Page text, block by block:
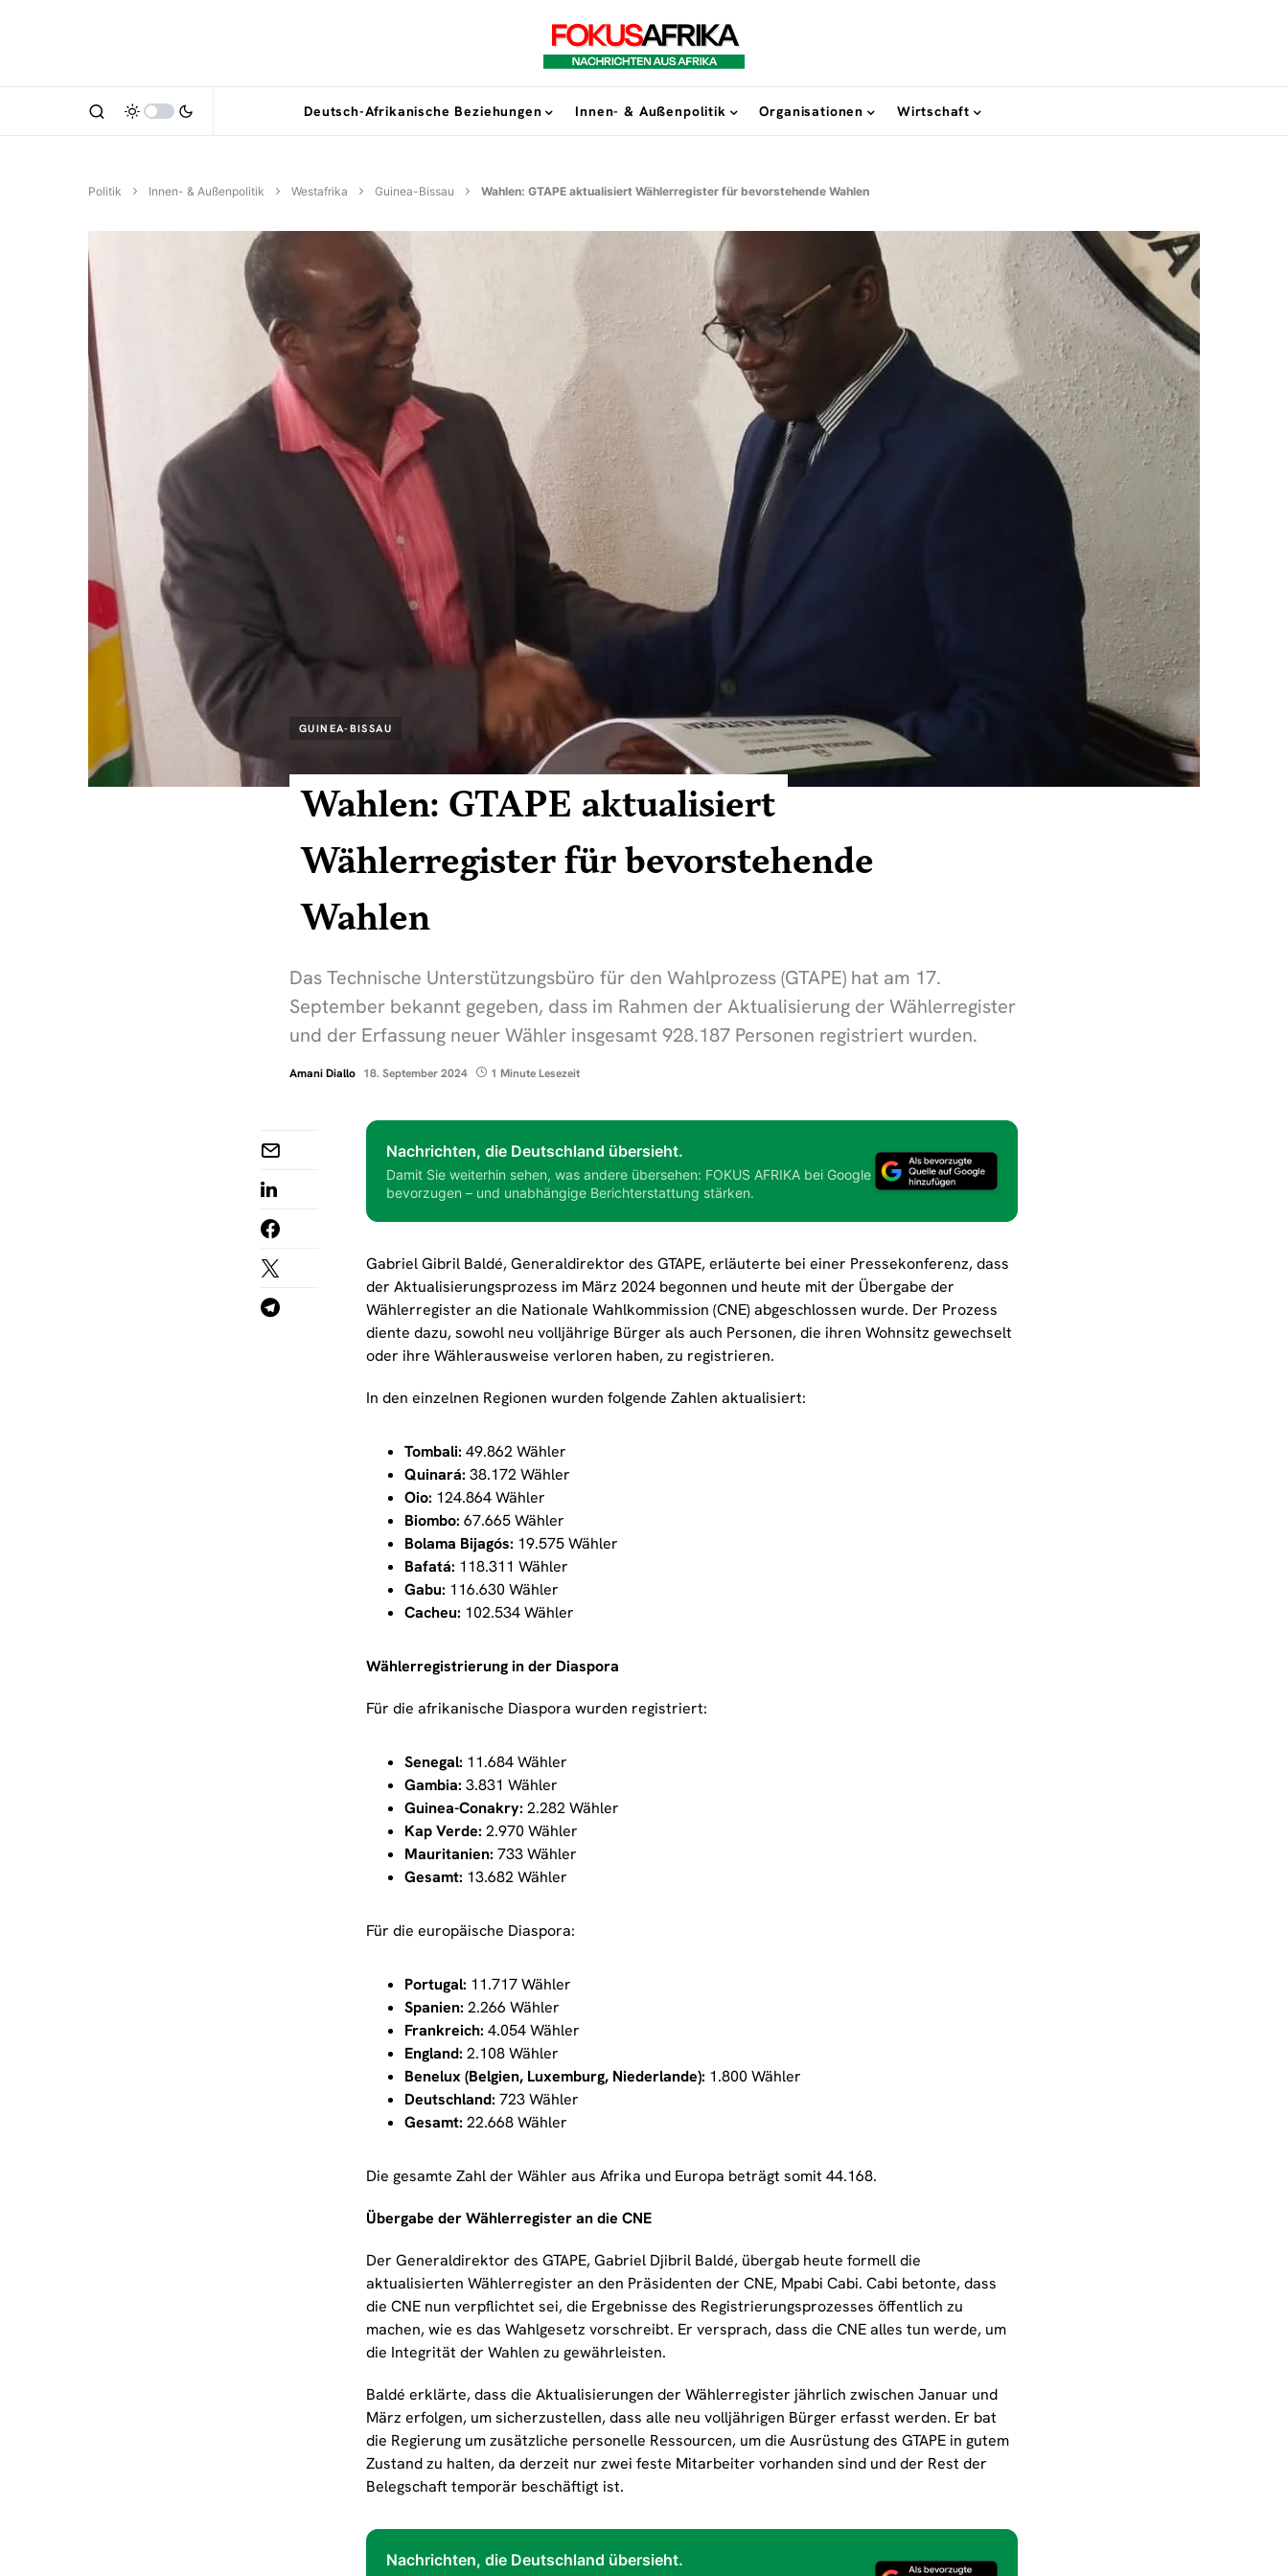
Deutsch-Afrikanische Beziehungen Innen- & Außenpolitik Organisationen Wirtschaft
Politik Innen- & Außenpolitik Westafrika Guinea-Bissau Wahlen: GTAPE aktualisiert Wählerregister für bevorstehende Wahlen
GUINEA-BISSAU
Wahlen: GTAPE aktualisiert
Wählerregister für bevorstehende
Wahlen
Das Technische Unterstützungsbüro für den Wahlprozess (GTAPE) hat am 17.
September bekannt gegeben, dass im Rahmen der Aktualisierung der Wählerregister
und der Erfassung neuer Wähler insgesamt 928.187 Personen registriert wurden.
Amani Diallo 18. September 2024 1 Minute Lesezeit
Nachrichten, die Deutschland übersieht.
Damit Sie weiterhin sehen, was andere übersehen: FOKUS AFRIKA bei Google
bevorzugen – und unabhängige Berichterstattung stärken.
Gabriel Gibril Baldé, Generaldirektor des GTAPE, erläuterte bei einer Pressekonferenz, dass
der Aktualisierungsprozess im März 2024 begonnen und heute mit der Übergabe der
Wählerregister an die Nationale Wahlkommission (CNE) abgeschlossen wurde. Der Prozess
diente dazu, sowohl neu volljährige Bürger als auch Personen, die ihren Wohnsitz gewechselt
oder ihre Wählerausweise verloren haben, zu registrieren.
In den einzelnen Regionen wurden folgende Zahlen aktualisiert:
Tombali: 49.862 Wähler
Quinará: 38.172 Wähler
Oio: 124.864 Wähler
Biombo: 67.665 Wähler
Bolama Bijagós: 19.575 Wähler
Bafatá: 118.311 Wähler
Gabu: 116.630 Wähler
Cacheu: 102.534 Wähler
Wählerregistrierung in der Diaspora
Für die afrikanische Diaspora wurden registriert:
Senegal: 11.684 Wähler
Gambia: 3.831 Wähler
Guinea-Conakry: 2.282 Wähler
Kap Verde: 2.970 Wähler
Mauritanien: 733 Wähler
Gesamt: 13.682 Wähler
Für die europäische Diaspora:
Portugal: 11.717 Wähler
Spanien: 2.266 Wähler
Frankreich: 4.054 Wähler
England: 2.108 Wähler
Benelux (Belgien, Luxemburg, Niederlande): 1.800 Wähler
Deutschland: 723 Wähler
Gesamt: 22.668 Wähler
Die gesamte Zahl der Wähler aus Afrika und Europa beträgt somit 44.168.
Übergabe der Wählerregister an die CNE
Der Generaldirektor des GTAPE, Gabriel Djibril Baldé, übergab heute formell die
aktualisierten Wählerregister an den Präsidenten der CNE, Mpabi Cabi. Cabi betonte, dass
die CNE nun verpflichtet sei, die Ergebnisse des Registrierungsprozesses öffentlich zu
machen, wie es das Wahlgesetz vorschreibt. Er versprach, dass die CNE alles tun werde, um
die Integrität der Wahlen zu gewährleisten.
Baldé erklärte, dass die Aktualisierungen der Wählerregister jährlich zwischen Januar und
März erfolgen, um sicherzustellen, dass alle neu volljährigen Bürger erfasst werden. Er bat
die Regierung um zusätzliche personelle Ressourcen, um die Ausrüstung des GTAPE in gutem
Zustand zu halten, da derzeit nur zwei feste Mitarbeiter vorhanden sind und der Rest der
Belegschaft temporär beschäftigt ist.
Nachrichten, die Deutschland übersieht.